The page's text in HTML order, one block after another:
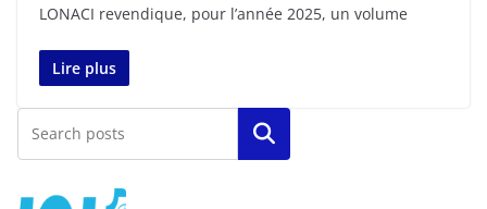
LONACI revendique, pour l’année 2025, un volume
Lire plus
Rechercher